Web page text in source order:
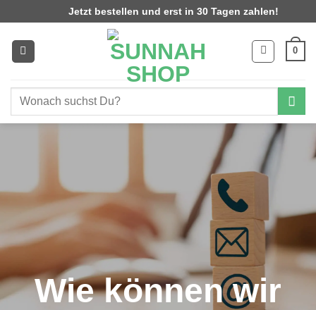
Inhalt
springen
Jetzt bestellen und erst in 30 Tagen zahlen!
0
Suchen
Wie können wir